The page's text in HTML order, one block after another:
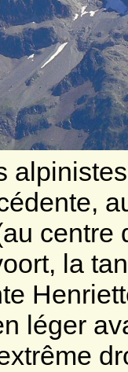
centre
la
léger